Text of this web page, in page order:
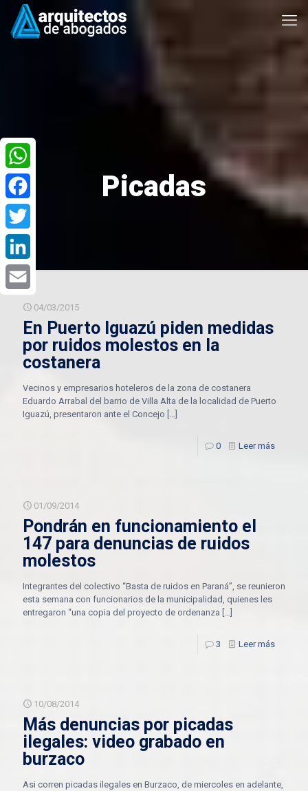
Picadas
04/03/2015
En Puerto Iguazú piden medidas
por ruidos molestos en la
costanera
Vecinos y empresarios hoteleros de la zona de costanera
Eduardo Arrabal del barrio de Villa Alta de la localidad de Puerto
Iguazú, presentaron ante el Concejo […]
0 Leer más
01/09/2014
Pondrán en funcionamiento el
147 para denuncias de ruidos
molestos
Integrantes del colectivo “Basta de ruidos en Paraná”, se reunieron
esta semana con funcionarios de la municipalidad, quienes les
entregaron “una copia del proyecto de ordenanza […]
3 Leer más
10/08/2014
Más denuncias por picadas
ilegales: video grabado en
burzaco
Asi corren picadas ilegales en Burzaco, de miercoles en adelante,
WhatsApp
Facebook
Twitter
LinkedIn
Email